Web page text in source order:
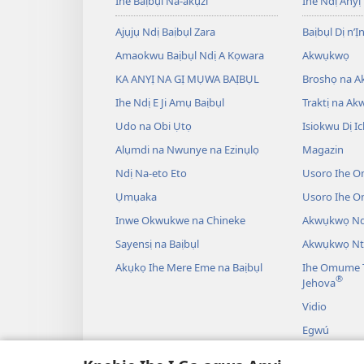
Ajụjụ Ndị Baịbụl Zara
Amaokwu Baịbụl Ndị A Kọwara
KA ANYỊ NA GỊ MỤWA BAỊBỤL
Ihe Ndị E Ji Amụ Baịbụl
Udo na Obi Ụtọ
Alụmdi na Nwunye na Ezinụlọ
Ndị Na-eto Eto
Ụmụaka
Inwe Okwukwe na Chineke
Sayensị na Baịbụl
Akụkọ Ihe Mere Eme na Baịbụl
Baịbụl Dị
Akwụkwọ
Broshọ na
Traktị na
Isiokwu Dị
Magazin
Usoro Ihe
Usoro Ihe
Akwụkwọ
Akwụkwọ
Ihe Omume
Jehova®
Vidio
Egwú